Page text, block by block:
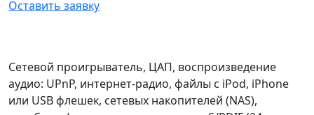
Оставить заявку
Сетевой проигрыватель, ЦАП, воспроизведение
аудио: UPnP, интернет-радио, файлы с iPod, iPhone
или USB флешек, сетевых накопителей (NAS),